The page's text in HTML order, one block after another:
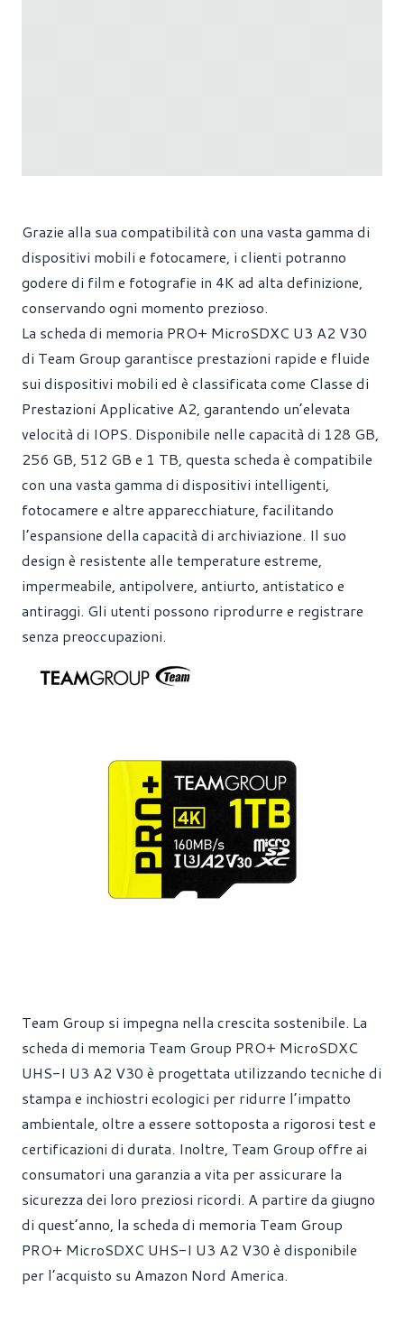
Grazie alla sua compatibilità con una vasta gamma di
dispositivi mobili e fotocamere, i clienti potranno
godere di film e fotografie in 4K ad alta definizione,
conservando ogni momento prezioso.
La scheda di memoria PRO+ MicroSDXC U3 A2 V30
di Team Group garantisce prestazioni rapide e fluide
sui dispositivi mobili ed è classificata come Classe di
Prestazioni Applicative A2, garantendo un’elevata
velocità di IOPS. Disponibile nelle capacità di 128 GB,
256 GB, 512 GB e 1 TB, questa scheda è compatibile
con una vasta gamma di dispositivi intelligenti,
fotocamere e altre apparecchiature, facilitando
l’espansione della capacità di archiviazione. Il suo
design è resistente alle temperature estreme,
impermeabile, antipolvere, antiurto, antistatico e
antiraggi. Gli utenti possono riprodurre e registrare
senza preoccupazioni.
Team Group si impegna nella crescita sostenibile. La
scheda di memoria Team Group PRO+ MicroSDXC
UHS-I U3 A2 V30 è progettata utilizzando tecniche di
stampa e inchiostri ecologici per ridurre l’impatto
ambientale, oltre a essere sottoposta a rigorosi test e
certificazioni di durata. Inoltre, Team Group offre ai
consumatori una garanzia a vita per assicurare la
sicurezza dei loro preziosi ricordi. A partire da giugno
di quest’anno, la scheda di memoria Team Group
PRO+ MicroSDXC UHS-I U3 A2 V30 è disponibile
per l’acquisto su Amazon Nord America.